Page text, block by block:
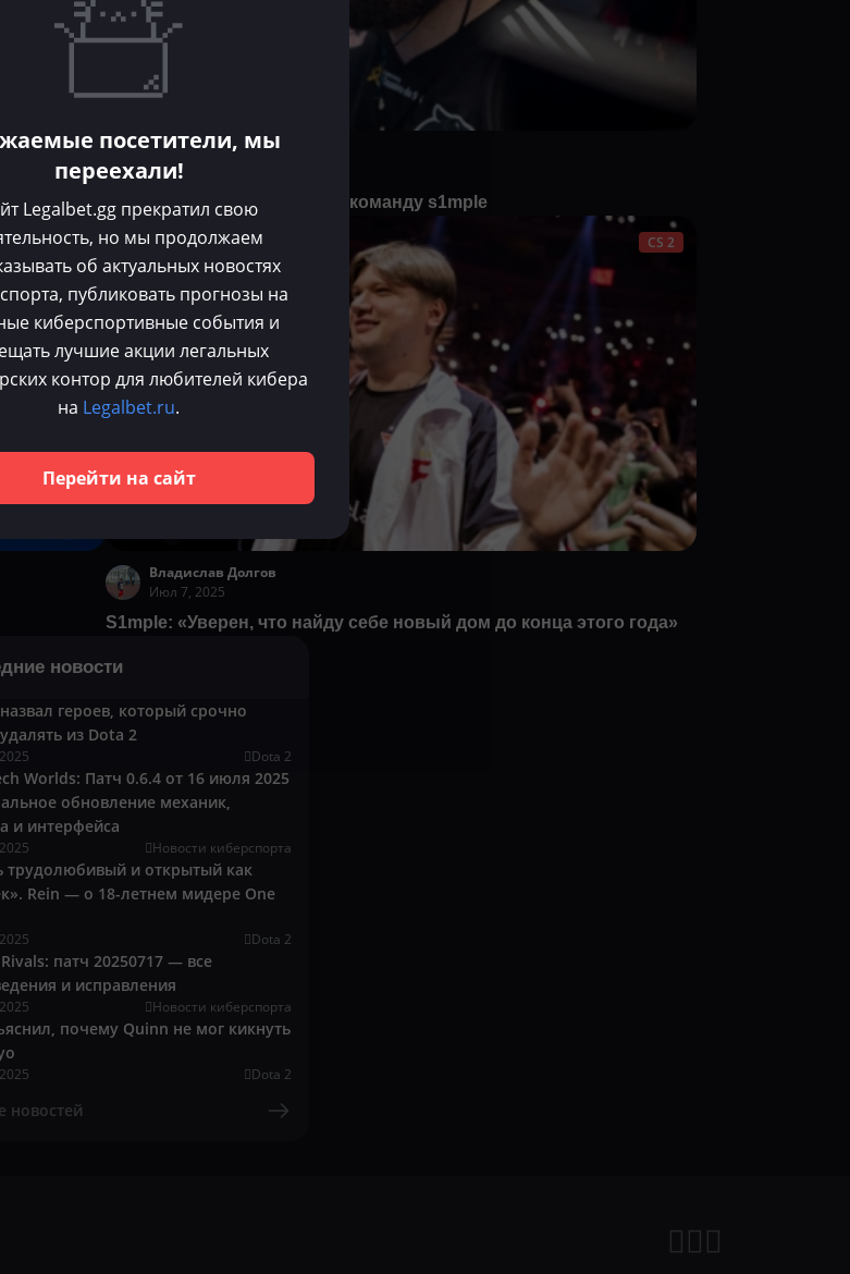
Владислав Долгов
Июл 15, 2025
FalleN раскрыл возможную команду s1mple
CS 2 CS 2
Владислав Долгов
Июл 7, 2025
S1mple: «Уверен, что найду себе новый дом до конца этого года»
новости
героев, который срочно
из Dota 2
Dota 2
Worlds: Патч 0.6.4 от 16 июля 2025
обновление механик,
и интерфейса
Новости киберспорта
трудолюбивый и открытый как
Rein — о 18-летнем мидере One
Dota 2
патч 20250717 — все
и исправления
Новости киберспорта
почему Quinn не мог кикнуть
Dota 2
новостей
посетители, мы
переехали!
Legalbet.gg прекратил свою
но мы продолжаем
об актуальных новостях
публиковать прогнозы на
киберспортивные события и
лучшие акции легальных
контор для любителей кибера
на Legalbet.ru.
Перейти на сайт